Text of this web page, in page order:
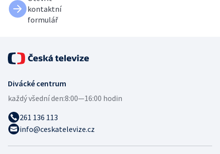
kontaktní
formulář
Divácké centrum
každý všední den:8:00—16:00 hodin
261 136 113
info@ceskatelevize.cz